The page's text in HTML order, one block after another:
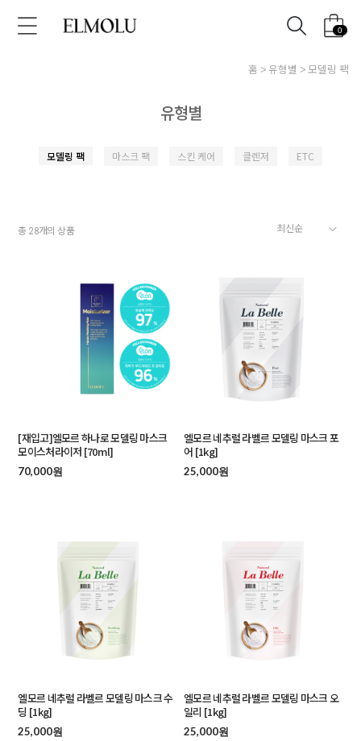
0
홈 유형별 모델링 팩
유형별
모델링 팩 마스크 팩 스킨 케어 클렌저 ETC
총28개의 상품
[재입고]엘모르 하나로 모델링 마스크
모이스처라이저 [70ml]
70,000원
엘모르 네추럴 라벨르 모델링 마스크 포
어 [1kg]
25,000원
엘모르 네추럴 라벨르 모델링 마스크 수
딩 [1kg]
25,000원
엘모르 네추럴 라벨르 모델링 마스크 오
일리 [1kg]
25,000원